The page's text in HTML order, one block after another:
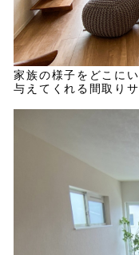
家族の様子をどこに
与えてくれる間取りサ